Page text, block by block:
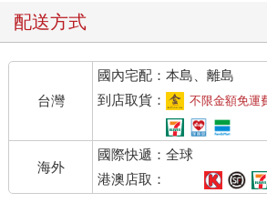
之百安全的狀態，所以，被別人排擠也沒
◎關鍵在於心的立足點
我希望大家不要誤會，這並不是因為出人
也不是因為能力超群而無所畏懼。這種內
位、能力都沒有關係，關鍵在於「心的立足
一個絕對安心的人生，需要人先擁有一顆
的心」，才有辦法獲得。
配送方式
台灣
國內宅配：本島、離島
到店取貨：
不限金額免運
海外
國際快遞：全球
港澳店取：